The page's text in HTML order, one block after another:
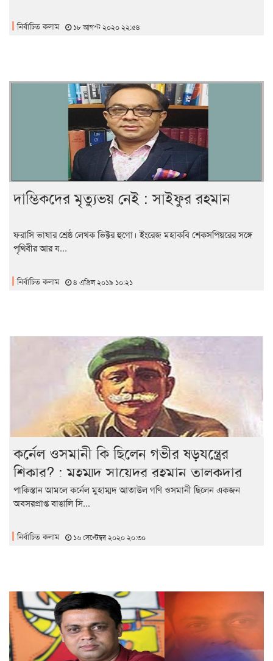
নির্বাচিত কলাম ১৮ আগস্ট ২০২০ ২২:৫৪
দাম্ভিকদের মৃত্যুভয় নেই : সাইফুর রহমান
ফরাসি ভাষার শ্রেষ্ঠ লেখক ভিক্টর হুগো। ইংরেজ মহাকবি শেকসপিয়রের সঙ্গে
পৃথিবীর আর য...
নির্বাচিত কলাম ৪ এপ্রিল ২০১৯ ১০:২১
কর্নেল ওসমানী কি ছিলেন গভীর ষড়যন্ত্রের
শিকার? : মুহম্মদ সায়েদুর রহমান তালুকদার
পাকিস্তান আমলে কর্নেল মুহাম্মদ আতাউল গণি ওসমানী ছিলেন একজন
অবসরপ্রাপ্ত বাঙালি সি...
নির্বাচিত কলাম ১৬ সেপ্টেম্বর ২০২০ ২০:৩০